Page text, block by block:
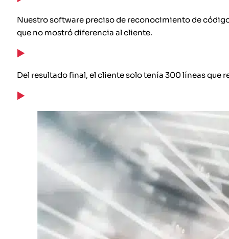
Nuestro software preciso de reconocimiento de
que no mostró diferencia al cliente.
Del resultado final, el cliente solo tenía 300 líneas que